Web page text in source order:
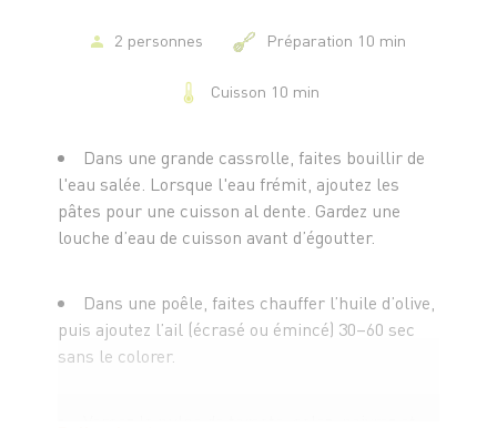
2 personnes Préparation 10 min
Cuisson 10 min
Dans une grande cassrolle, faites bouillir de
l'eau salée. Lorsque l'eau frémit, ajoutez les
pâtes pour une cuisson al dente. Gardez une
louche d’eau de cuisson avant d’égoutter.
Dans une poêle, faites chauffer l’huile d’olive,
puis ajoutez l’ail (écrasé ou émincé) 30–60 sec
sans le colorer.